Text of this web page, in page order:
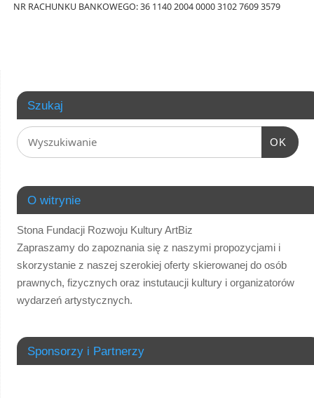
NR RACHUNKU BANKOWEGO: 36 1140 2004 0000 3102 7609 3579
Szukaj
OK
O witrynie
Stona Fundacji Rozwoju Kultury ArtBiz
Zapraszamy do zapoznania się z naszymi propozycjami i
skorzystanie z naszej szerokiej oferty skierowanej do osób
prawnych, fizycznych oraz instutaucji kultury i organizatorów
wydarzeń artystycznych.
Sponsorzy i Partnerzy